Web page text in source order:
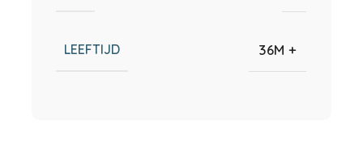
LEEFTIJD 36M +